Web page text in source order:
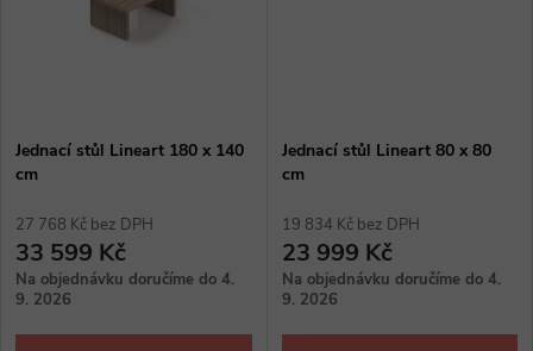
Jednací stůl Lineart 180 x 140
cm
27 768 Kč bez DPH
33 599 Kč
Na objednávku doručíme do 4.
9. 2026
Jednací stůl Lineart 80 x 80
cm
19 834 Kč bez DPH
23 999 Kč
Na objednávku doručíme do 4.
9. 2026